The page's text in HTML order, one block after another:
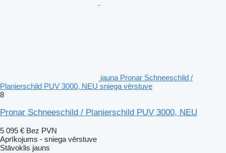
jauna Pronar Schneeschild /
Planierschild PUV 3000, NEU sniega vērstuve
8
Pronar Schneeschild / Planierschild PUV 3000, NEU
5 095 € Bez PVN
Aprīkojums - sniega vērstuve
Stāvoklis jauns